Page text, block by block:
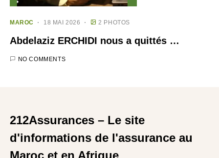
MAROC 18 MAI 2026 2 PHOTOS
Abdelaziz ERCHIDI nous a quittés …
NO COMMENTS
212Assurances – Le site
d'informations de l'assurance au
Maroc et en Afrique